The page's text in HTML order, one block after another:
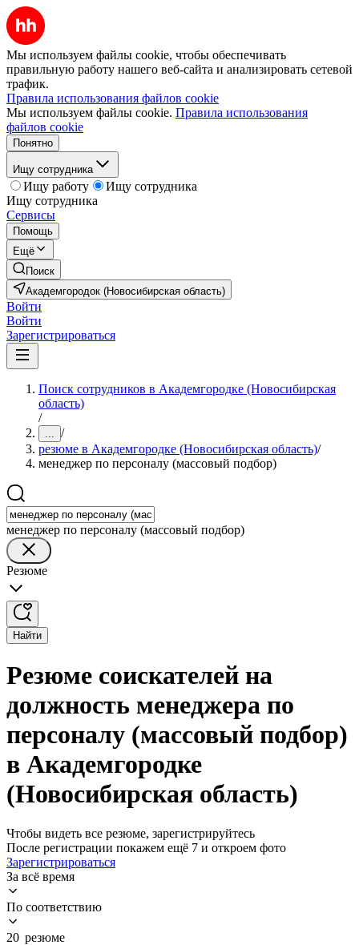
Мы используем файлы cookie, чтобы обеспечивать
правильную работу нашего веб-сайта и анализировать сетевой
трафик.
Правила использования файлов cookie
Мы используем файлы cookie. Правила использования
файлов cookie
Понятно
Ищу сотрудника
Ищу работу
Ищу сотрудника
Ищу сотрудника
Сервисы
Помощь
Ещё
Поиск
Академгородок (Новосибирская область)
Войти
Войти
Зарегистрироваться
Поиск сотрудников в Академгородке (Новосибирская
область)
/
... /
резюме в Академгородке (Новосибирская область)/
менеджер по персоналу (массовый подбор)
менеджер по персоналу (массовый подбор)
Резюме
Найти
Резюме соискателей на
должность менеджера по
персоналу (массовый подбор)
в Академгородке
(Новосибирская область)
Чтобы видеть все резюме, зарегистрируйтесь
После регистрации покажем ещё 7 и откроем фото
Зарегистрироваться
За всё время
По соответствию
20 резюме